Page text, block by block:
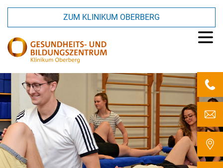
ZUM KLINIKUM OBERBERG